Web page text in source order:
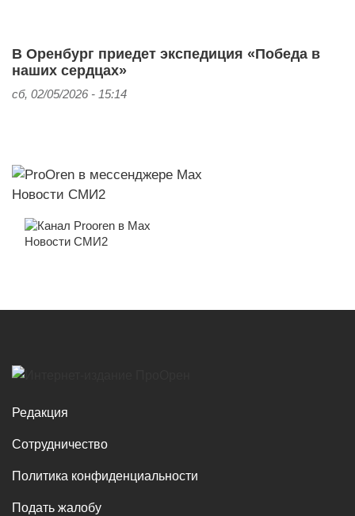
В Оренбург приедет экспедиция «Победа в
наших сердцах»
сб, 02/05/2026 - 15:14
Новости СМИ2
Новости СМИ2
Редакция
Сотрудничество
Политика конфиденциальности
Подать жалобу